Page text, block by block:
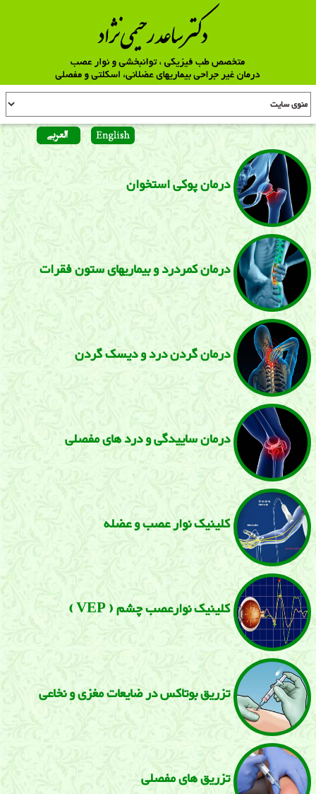
درمان پوکی استخوان
درمان كمردرد و بیماریهای ستون فقرات
درمان گردن درد و دیسک گردن
درمان ساییدگی و درد های مفصلی
كلینیک نوار عصب و عضله
كلینیک نوارعصب چشم ( VEP )
تزریق بوتاكس در ضایعات مغزی و نخاعی
تزریق های مفصلی